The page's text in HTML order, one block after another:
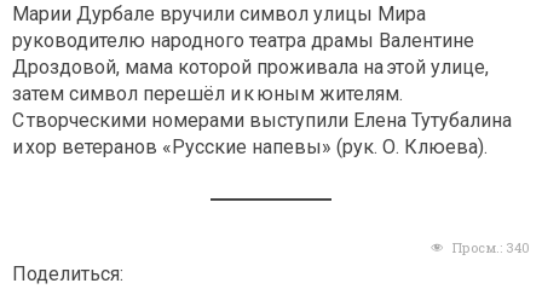
Марии Дурбале вручили символ улицы Мира
руководителю народного театра драмы Валентине
Дроздовой, мама которой проживала на этой улице,
затем символ перешёл и к юным жителям.
С творческими номерами выступили Елена Тутубалина
и хор ветеранов «Русские напевы» (рук. О. Клюева).
Просм.: 340
Поделиться: